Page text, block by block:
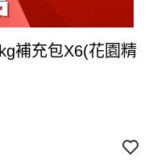
補充包X6(花園精